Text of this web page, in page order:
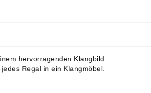
hervorragenden Klangbild
Regal in ein Klangmöbel.